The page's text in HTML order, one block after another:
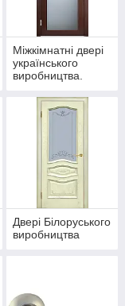
Міжкімнатні двері
українського
виробництва.
Двері Білоруського
виробництва